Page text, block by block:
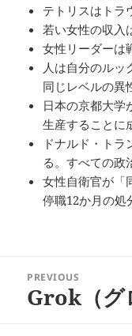
テトリスはトラ
若い女性の収入
女性リーダーは
人は自分のルッ
同じレベルの異
日本の京都大学
生産することに
ドナルド・ト
る。すべての政
女性自衛官が「
停職12か月の処
PREVIOUS
Previous
Grok（グ